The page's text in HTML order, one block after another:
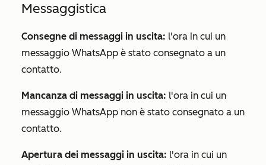
Messaggistica
Consegne di messaggi in uscita: l'ora in cui un
messaggio WhatsApp è stato consegnato a un
contatto.
Mancanza di messaggi in uscita: l'ora in cui un
messaggio WhatsApp non è stato consegnato a un
contatto.
Apertura dei messaggi in uscita: l'ora in cui un